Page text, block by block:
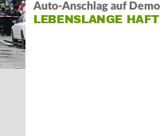
LEBENSLANGE HAFT